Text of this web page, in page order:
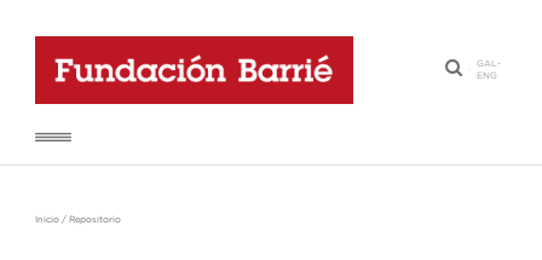
·
GAL-
ENG
Inicio / Repositorio